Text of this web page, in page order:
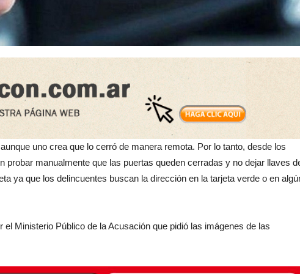
uno crea que lo cerró de manera remota. Por lo tanto, desde los
probar manualmente que las puertas queden cerradas y no dejar llaves
ya que los delincuentes buscan la dirección en la tarjeta verde o en
Ministerio Público de la Acusación que pidió las imágenes de las